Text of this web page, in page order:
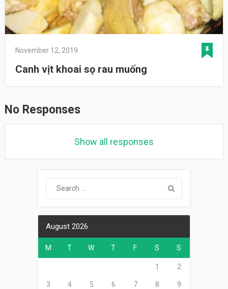
November 12, 2019
Canh vịt khoai sọ rau muống
No Responses
Show all responses
August 2026
M T W T F S S
1 2
3 4 5 6 7 8 9